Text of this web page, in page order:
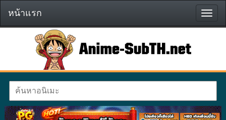
หน้า
แรก
หน้าแรก